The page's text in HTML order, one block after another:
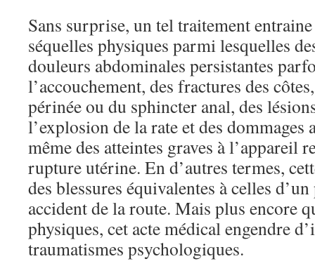
Sans surprise, un tel traitement
séquelles physiques parmi lesquelles
douleurs abdominales persistantes
l’accouchement, des fractures des
périnée ou du sphincter anal, des
l’explosion de la rate et des dommages
même des atteintes graves à l’appareil
rupture utérine. En d’autres termes,
des blessures équivalentes à celles
accident de la route. Mais plus encore
physiques, cet acte médical engendre
traumatismes psychologiques.